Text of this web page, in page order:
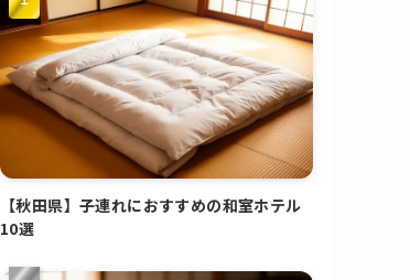
【秋田県】子連れにおすすめの和室ホテル
10選